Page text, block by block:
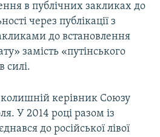
в публічних закликах до
через публікації з
до встановлення
замість «путінського
силі.
керівник Союзу
У 2014 році разом із
до російської лівої